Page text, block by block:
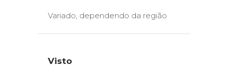
Variado, dependendo da região
Visto